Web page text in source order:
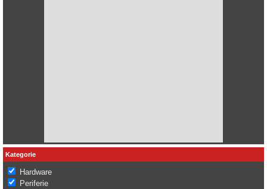
Kategorie
Hardware
Periferie